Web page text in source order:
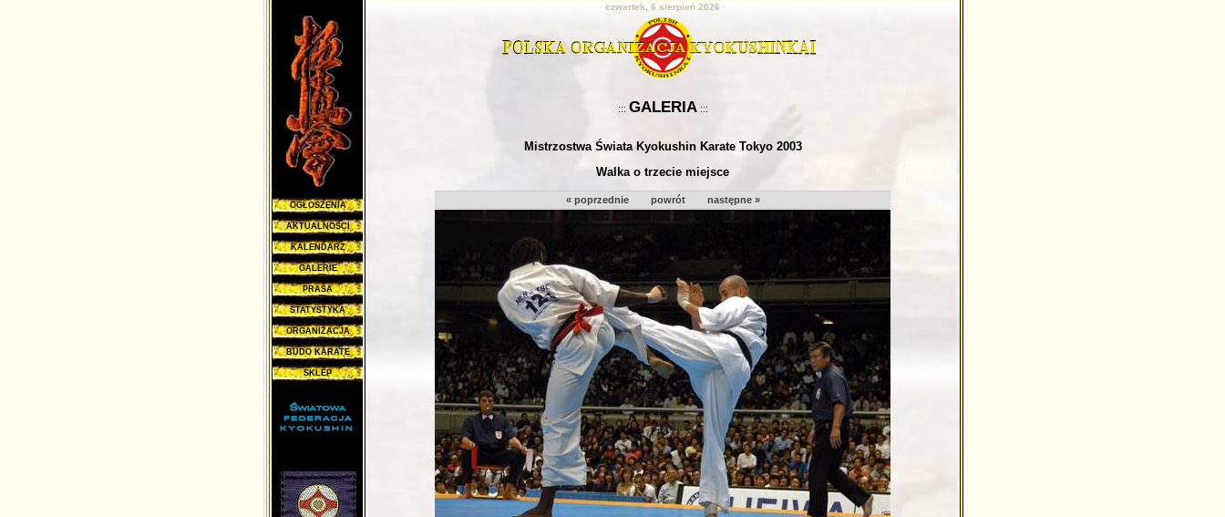
OGŁOSZENIA
AKTUALNOŚCI
KALENDARZ
GALERIE
PRASA
STATYSTYKA
ORGANIZACJA
BUDO KARATE
SKLEP
· czwartek, 6 sierpień 2026 ·
::: GALERIA:::
Mistrzostwa Świata Kyokushin Karate Tokyo 2003
Walka o trzecie miejsce
« poprzednie powrót następne »